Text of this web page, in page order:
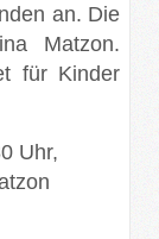
an. Die
Matzon.
für Kinder
Uhr,